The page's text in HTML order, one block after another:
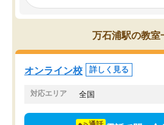
み、徐々に成績が上がったらいいなと
思っていました。何が今足りないのか
を的確に指導いただき、子どももびっ
くりするほど楽しんでやる気を持って
塾を受けています。狙い通り、少しず
つ成績も上がり、苦手意識も無くなっ
てきたので、さらに苦手な数学も追加
でお願いしました。来年の高校受験に
万石浦駅の教室
オンライン校 詳しく見る
対応エリア 全国